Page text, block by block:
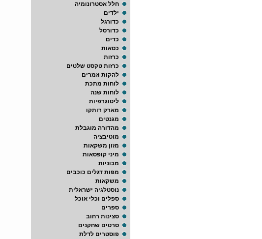
חלל אסטרונומיה
ילדים
כדורגל
כדורסל
כדים
כסאות
כרזות
כרזות טקסט שלטים
להקות וזמרים
לוחות מתכת
לוחות שנה
ליטוגרפיות
מארק רותקו
מגנטים
מהדורה מוגבלת
מוטיבציה
מזון משקאות
מיני קופסאות
מכוניות
מפות דגלים כוכבים
משקאות
נוסטלגיה ישראלית
ספלים וכלי אוכל
ספרים
סצינות רחוב
סרטים שחקנים
פוסטרים לדלת